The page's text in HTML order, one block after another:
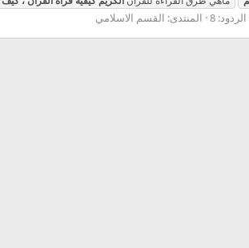
الردود: 8 المنتدى: القسم الاسلامي